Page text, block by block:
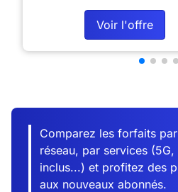
Voir l'offre
Comparez les forfaits
réseau, par services
inclus...) et profitez des
aux nouveaux abonnés.